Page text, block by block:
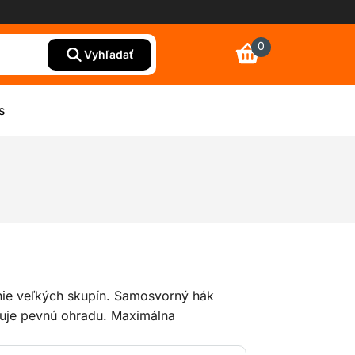
Vyhľadať
0
veľkých skupín. Samosvorný hák
pevnú ohradu. Maximálna